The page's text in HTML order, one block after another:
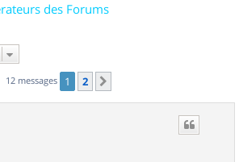
des Forums
12 messages 1 2